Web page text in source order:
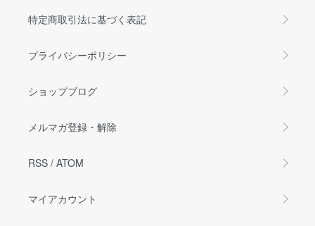
特定商取引法に基づく表記
プライバシーポリシー
ショップブログ
メルマガ登録・解除
RSS / ATOM
マイアカウント